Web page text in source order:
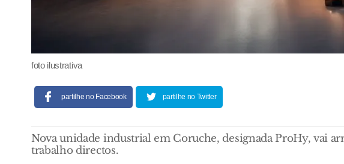
foto ilustrativa
partilhe no Facebook partilhe no Twitter
Nova unidade industrial em Coruche, designada ProHy, vai
trabalho directos.